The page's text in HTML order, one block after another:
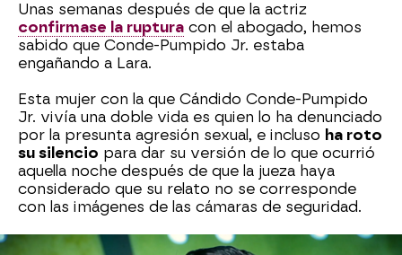
Unas semanas después de que la actriz
confirmase la ruptura con el abogado, hemos
sabido que Conde-Pumpido Jr. estaba
engañando a Lara.
Esta mujer con la que Cándido Conde-Pumpido
Jr. vivía una doble vida es quien lo ha denunciado
por la presunta agresión sexual, e incluso ha roto
su silencio para dar su versión de lo que ocurrió
aquella noche después de que la jueza haya
considerado que su relato no se corresponde
con las imágenes de las cámaras de seguridad.